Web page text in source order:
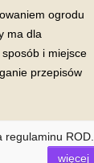
ogrodu
ma dla
i miejsce
przepisów
ROD.
więcej